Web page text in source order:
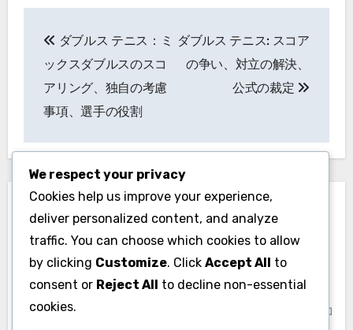
navigation
ダブルス テニス：ミ
ックスダブルスのスコ
アリング、独自の考慮
事項、選手の役割
ダブルス テニス: スコア
の争い、対立の解決、
公式の裁定
By田中 雄介
テニスのダブルスルールに関する専門家で、競技者とコ
We respect your privacy
Cookies help us improve your experience,
deliver personalized content, and analyze
traffic. You can choose which cookies to allow
by clicking Customize. Click Accept All to
consent or Reject All to decline non-essential
cookies.